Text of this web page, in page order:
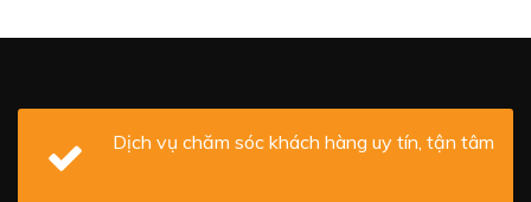
Dịch vụ chăm sóc khách hàng uy tín, tận tâm